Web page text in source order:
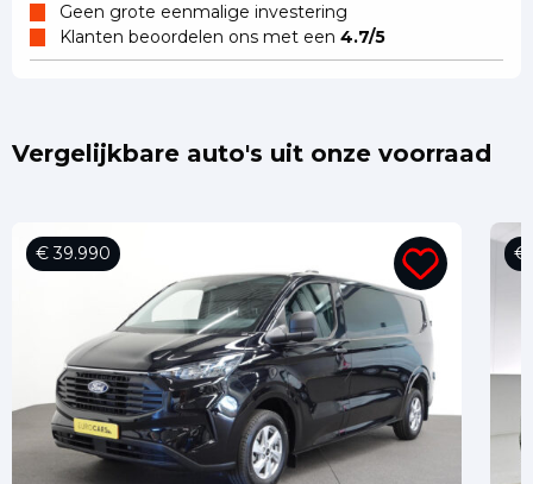
Geen grote eenmalige investering
Klanten beoordelen ons met een 4.7/5
Vergelijkbare auto's uit onze voorraad
€ 39.990 €